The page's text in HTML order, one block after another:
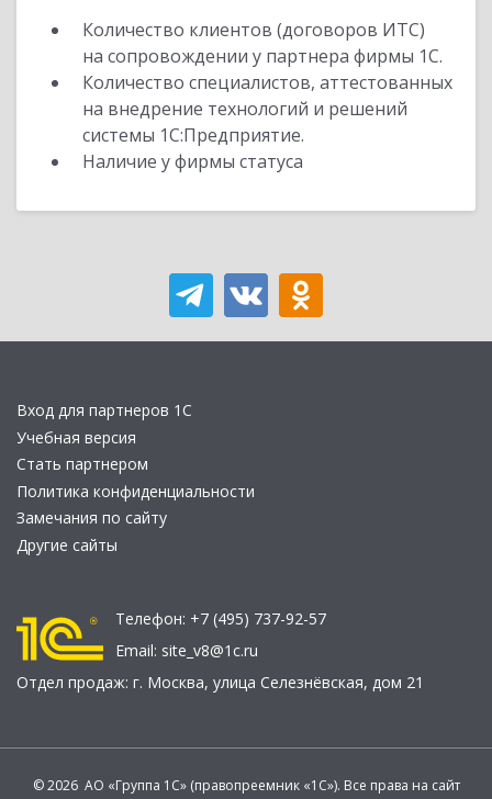
Количество клиентов (договоров ИТС)
на сопровождении у партнера фирмы 1С.
Количество специалистов, аттестованных
на внедрение технологий и решений
системы 1С:Предприятие.
Наличие у фирмы статуса
Вход для партнеров 1С
Учебная версия
Стать партнером
Политика конфиденциальности
Замечания по сайту
Другие сайты
Телефон: +7 (495) 737-92-57
Email: site_v8@1c.ru
Отдел продаж: г. Москва, улица Селезнёвская, дом 21
© 2026 АО «Группа 1С» (правопреемник «1С»). Все права на сайт